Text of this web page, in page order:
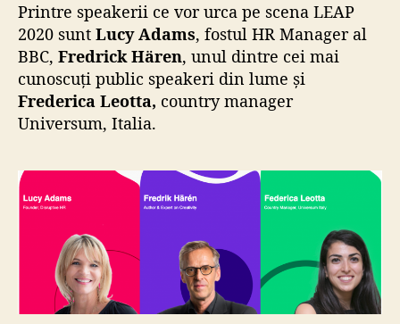
Printre speakerii ce vor urca pe scena LEAP
2020 sunt Lucy Adams, fostul HR Manager al
BBC, Fredrick Hären, unul dintre cei mai
cunoscuţi public speakeri din lume și
Frederica Leotta, country manager
Universum, Italia.